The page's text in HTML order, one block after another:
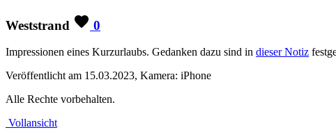
Weststrand 0
Impressionen eines Kurzurlaubs. Gedanken dazu sind in dieser Notiz
Veröffentlicht am 15.03.2023, Kamera: iPhone
Alle Rechte vorbehalten.
Vollansicht